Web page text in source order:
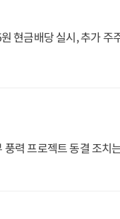
현금배당 실시, 추가 주
력 프로젝트 동결 조치